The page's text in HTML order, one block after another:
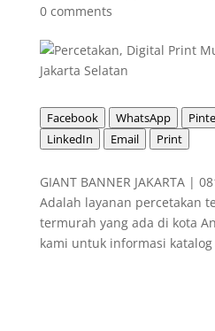
0 comments
Facebook WhatsApp
LinkedIn
Email Print
GIANT BANNER JAKARTA |
Adalah layanan percetakan
termurah yang ada di kota
kami untuk informasi